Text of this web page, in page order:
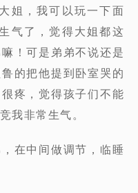
姐，我可以玩一下面
气了，觉得大姐都这
！可是弟弟不说还是
的把他提到卧室哭的
疼，觉得孩子们不能
我非常生气。
在中间做调节，临睡